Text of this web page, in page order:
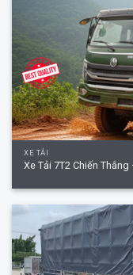
XE TẢI
Xe Tải 7T2 Chiến Thắng